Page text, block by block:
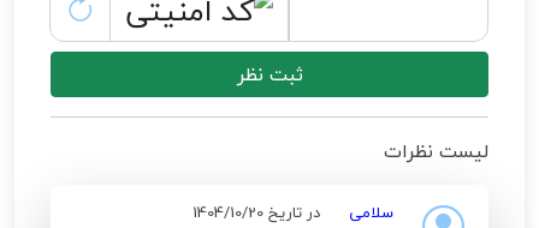
ثبت نظر
لیست نظرات
سلامی در تاریخ 1404/10/20